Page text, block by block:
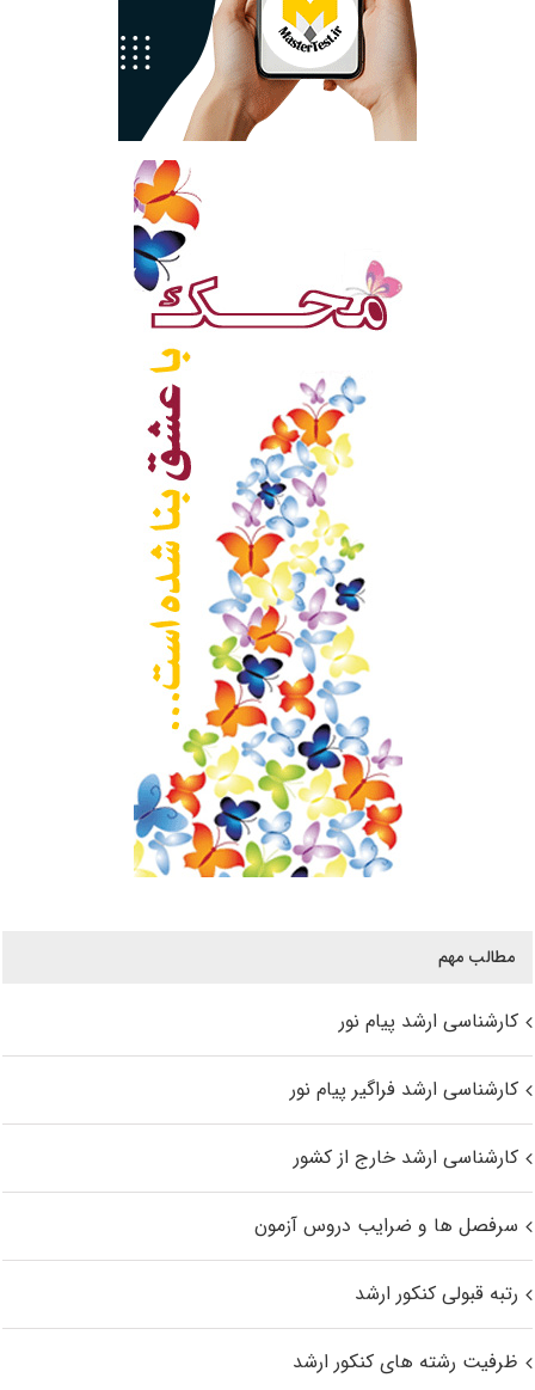
مطالب مهم
کارشناسی ارشد پیام نور
کارشناسی ارشد فراگیر پیام نور
کارشناسی ارشد خارج از کشور
سرفصل ها و ضرایب دروس آزمون
رتبه قبولی کنکور ارشد
ظرفیت رشته های کنکور ارشد